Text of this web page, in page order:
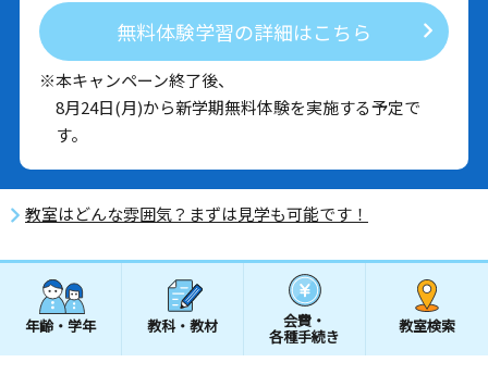
無料体験学習の詳細はこちら
※本キャンペーン終了後、
8月24日(月)から新学期無料体験を実施する予定で
す。
教室はどんな雰囲気？まずは見学も可能です！
年齢・学年 教科・教材 会費・
各種手続き
教室検索